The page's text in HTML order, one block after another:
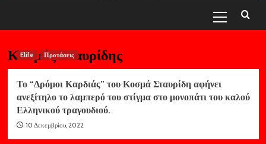
Menu
Κοσμάς Σταυρίδης
Elife Προτάσεις
Το “Δρόμοι Καρδιάς” του Κοσμά Σταυρίδη αφήνει
ανεξίτηλο το λαμπερό του στίγμα στο μονοπάτι του καλού
Ελληνικού τραγουδιού.
10 Δεκεμβρίου, 2022